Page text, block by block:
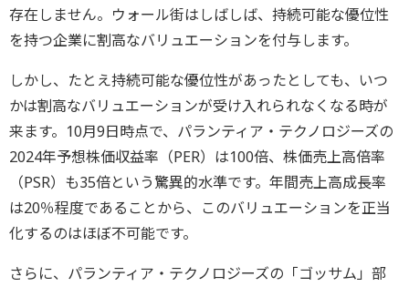
存在しません。ウォール街はしばしば、持続可能な優位性
を持つ企業に割高なバリュエーションを付与します。
しかし、たとえ持続可能な優位性があったとしても、いつ
かは割高なバリュエーションが受け入れられなくなる時が
来ます。10月9日時点で、パランティア・テクノロジーズの
2024年予想株価収益率（PER）は100倍、株価売上高倍率
（PSR）も35倍という驚異的水準です。年間売上高成長率
は20％程度であることから、このバリュエーションを正当
化するのはほぼ不可能です。
さらに、パランティア・テクノロジーズの「ゴッサム」部